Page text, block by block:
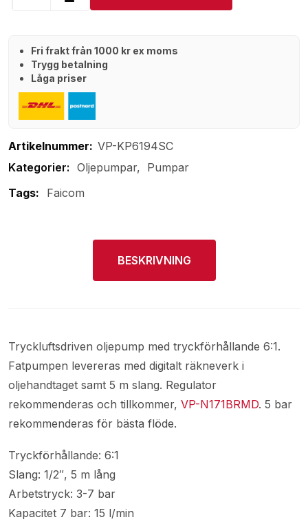
Fri frakt från 1000 kr ex moms
Trygg betalning
Låga priser
Artikelnummer: VP-KP6194SC
Oljepumpar
Pumpar
Tags:
Faicom
BESKRIVNING
Tryckluftsdriven oljepump med tryckförhållande 6:1.
Fatpumpen levereras med digitalt räkneverk i
oljehandtaget samt 5 m slang. Regulator
rekommenderas och tillkommer, VP-N171BRMD. 5 bar
rekommenderas för bästa flöde.
Tryckförhållande: 6:1
Slang: 1/2″, 5 m lång
Arbetstryck: 3-7 bar
Kapacitet 7 bar: 15 l/min